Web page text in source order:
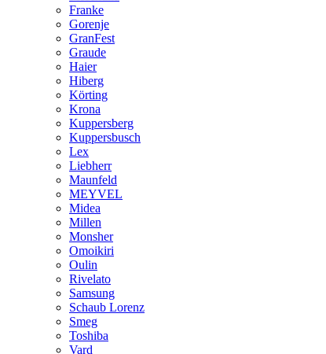
Franke
Gorenje
GranFest
Graude
Haier
Hiberg
Körting
Krona
Kuppersberg
Kuppersbusch
Lex
Liebherr
Maunfeld
MEYVEL
Midea
Millen
Monsher
Omoikiri
Oulin
Rivelato
Samsung
Schaub Lorenz
Smeg
Toshiba
Vard